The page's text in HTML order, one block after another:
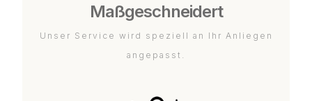
Maßgeschneidert
Unser Service wird speziell an Ihr Anliegen
angepasst.